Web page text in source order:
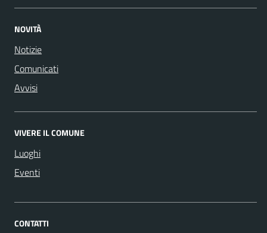
NOVITÀ
Notizie
Comunicati
Avvisi
VIVERE IL COMUNE
Luoghi
Eventi
CONTATTI